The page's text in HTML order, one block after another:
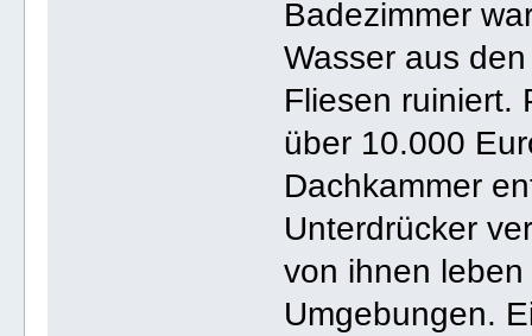
Badezimmer
Wasser aus
Fliesen ruiniert.
über 10.000
Dachkammer
Unterdrücker
von ihnen
Umgebungen.